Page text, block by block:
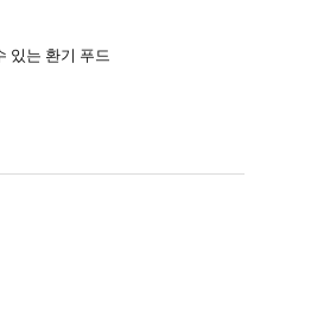
있는 환기 푸드